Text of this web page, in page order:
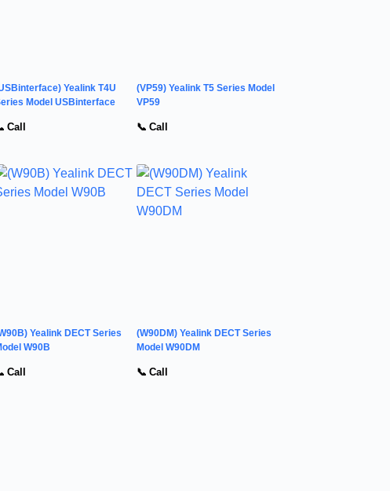
Yealink T4U
Model USBinterface
Call
(VP59) Yealink T5 Series Model
VP59
📞 Call
Yealink DECT Series
W90B
Call
(W90DM) Yealink DECT Series
Model W90DM
📞 Call